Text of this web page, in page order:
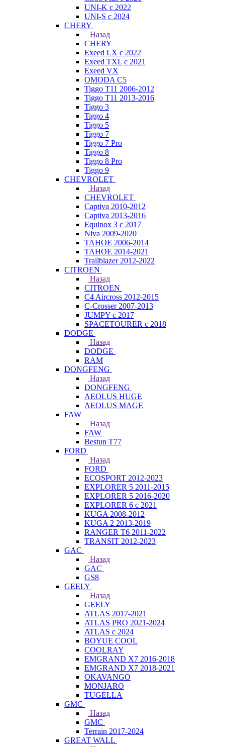
UNI-K с 2022
UNI-S с 2024
CHERY
Назад
CHERY
Exeed LX с 2022
Exeed TXL с 2021
Exeed VX
OMODA C5
Tiggo T11 2006-2012
Tiggo T11 2013-2016
Tiggo 3
Tiggo 4
Tiggo 5
Tiggo 7
Tiggo 7 Pro
Tiggo 8
Tiggo 8 Pro
Tiggo 9
CHEVROLET
Назад
CHEVROLET
Captiva 2010-2012
Captiva 2013-2016
Equinox 3 с 2017
Niva 2009-2020
TAHOE 2006-2014
TAHOE 2014-2021
Trailblazer 2012-2022
CITROEN
Назад
CITROEN
C4 Aircross 2012-2015
C-Crosser 2007-2013
JUMPY с 2017
SPACETOURER с 2018
DODGE
Назад
DODGE
RAM
DONGFENG
Назад
DONGFENG
AEOLUS HUGE
AEOLUS MAGE
FAW
Назад
FAW
Bestun T77
FORD
Назад
FORD
ECOSPORT 2012-2023
EXPLORER 5 2011-2015
EXPLORER 5 2016-2020
EXPLORER 6 с 2021
KUGA 2008-2012
KUGA 2 2013-2019
RANGER T6 2011-2022
TRANSIT 2012-2023
GAC
Назад
GAC
GS8
GEELY
Назад
GEELY
ATLAS 2017-2021
ATLAS PRO 2021-2024
ATLAS с 2024
BOYUE COOL
COOLRAY
EMGRAND X7 2016-2018
EMGRAND X7 2018-2021
OKAVANGO
MONJARO
TUGELLA
GMC
Назад
GMC
Terrain 2017-2024
GREAT WALL